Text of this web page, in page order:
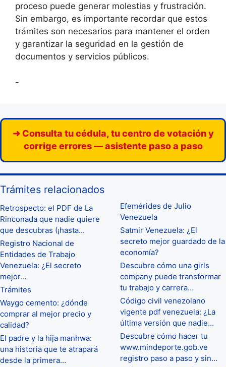
proceso puede generar molestias y frustración.
Sin embargo, es importante recordar que estos
trámites son necesarios para mantener el orden
y garantizar la seguridad en la gestión de
documentos y servicios públicos.
-
➜ Consulta tu cédula, tu centro de votación y
corrige errores — asistente paso a paso
Trámites relacionados
Retrospecto: el PDF de La
Rinconada que nadie quiere
que descubras (¡hasta…
Registro Nacional de
Entidades de Trabajo
Venezuela: ¿El secreto
mejor…
Trámites
Waygo cemento: ¿dónde
comprar al mejor precio y
calidad?
El padre y la hija manhwa:
una historia que te atrapará
desde la primera…
Efemérides de Julio
Venezuela
Satmir Venezuela: ¿El
secreto mejor guardado de la
economía?
Descubre cómo una girls
company puede transformar
tu trabajo y carrera…
Código civil venezolano
vigente pdf venezuela: ¿La
última versión que nadie…
Descubre cómo hacer tu
www.mindeporte.gob.ve
registro paso a paso y sin…